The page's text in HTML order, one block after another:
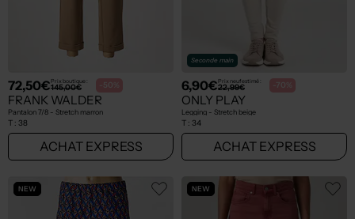
72,50€Prix boutique :
145,00€ -50%
FRANK WALDER
Pantalon 7/8 - Stretch marron
T : 38
ACHAT EXPRESS
Seconde main
6,90€Prix neuf estimé :
22,99€ -70%
ONLY PLAY
Legging - Stretch beige
T : 34
ACHAT EXPRESS
NEW NEW